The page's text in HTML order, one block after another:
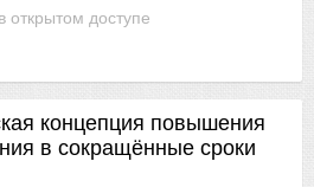
открытом доступе
концепция повышения
в сокращённые сроки